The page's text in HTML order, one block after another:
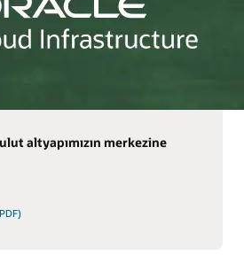
altyapımızın merkezine